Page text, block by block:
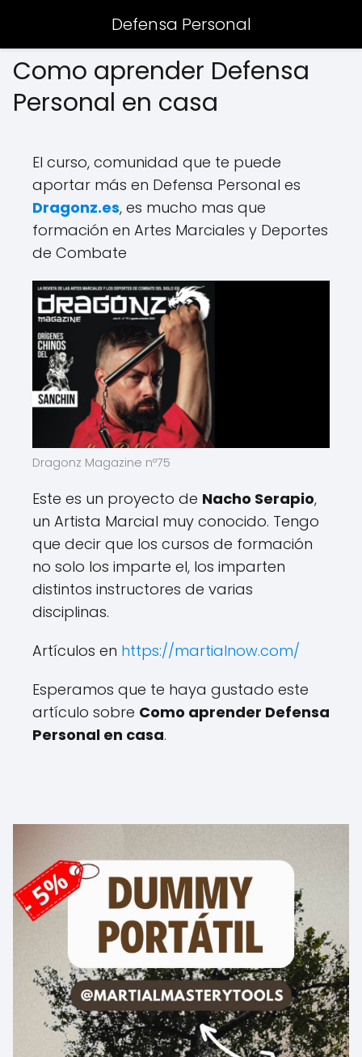
Defensa Personal
Como aprender Defensa
Personal en casa
El curso, comunidad que te puede
aportar más en Defensa Personal es
Dragonz.es, es mucho mas que
formación en Artes Marciales y Deportes
de Combate
Dragonz Magazine nº75
Este es un proyecto de Nacho Serapio,
un Artista Marcial muy conocido. Tengo
que decir que los cursos de formación
no solo los imparte el, los imparten
distintos instructores de varias
disciplinas.
Artículos en https://martialnow.com/
Esperamos que te haya gustado este
artículo sobre Como aprender Defensa
Personal en casa.